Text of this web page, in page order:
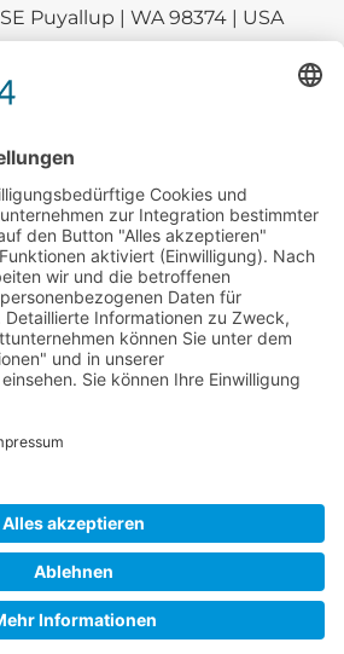
Puyallup | WA 98374 | USA
Erich Roiser GmbH
Impressum
Mehrwertsteuer zzgl. Versandkosten